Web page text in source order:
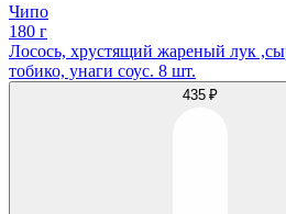
Чипо
180 г
Лосось, хрустящий жареный лук
тобико, унаги соус. 8 шт.
435 ₽